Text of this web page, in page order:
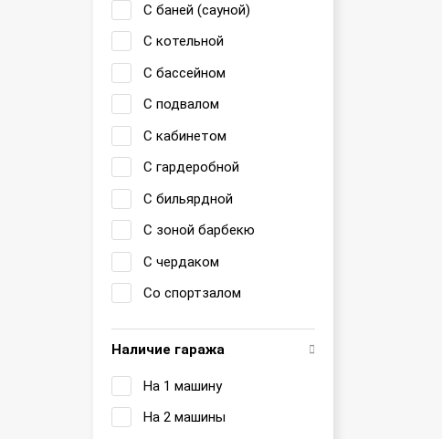
С баней (сауной)
С котельной
С бассейном
С подвалом
С кабинетом
С гардеробной
С бильярдной
С зоной барбекю
С чердаком
Со спортзалом
Наличие гаража
На 1 машину
На 2 машины